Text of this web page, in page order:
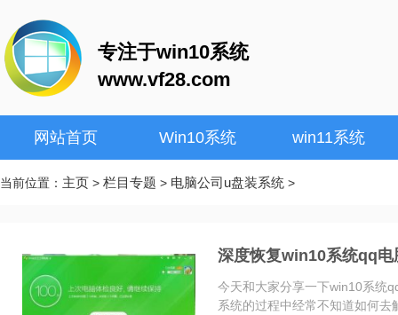
专注于win10系统
www.vf28.com
网站首页 Win10系统 win11系统
当前位置： 主页 > 栏目专题 > 电脑公司u盘装系统 >
深度恢复win10系统qq
今天和大家分享一下win10系统
系统的过程中经常不知道如何